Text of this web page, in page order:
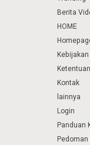
Berita
HOME
Kontak
lainnya
Login
Panduan